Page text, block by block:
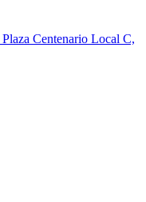
Centenario Local C,